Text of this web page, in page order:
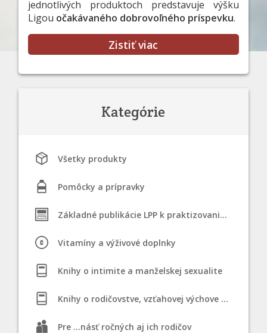
jednotlivých produktoch predstavuje výšku
Ligou očakávaného dobrovoľného príspevku.
Zistiť viac
Kategórie
Všetky produkty
Pomôcky a prípravky
Základné publikácie LPP k praktizovaniu STM
Vitamíny a výživové doplnky
Knihy o intimite a manželskej sexualite
Knihy o rodičovstve, vzťahovej výchove a dojčení
Pre ...násť ročných aj ich rodičov